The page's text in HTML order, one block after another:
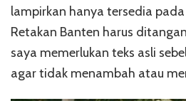
lampirkan hanya tersedia
Retakan Banten harus
saya memerlukan teks asli
agar tidak menambah atau